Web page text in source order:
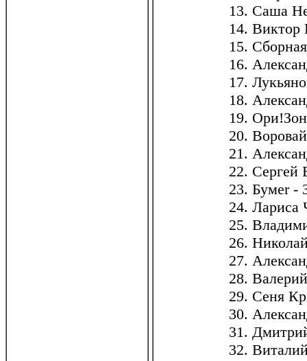
13. Саша
14. Виктор
15.
16.
17.
18.
19.
20.
21.
22. Сергей
23. Бумеr -
24.
25.
26.
27.
28.
29. Сеня
30.
31.
32.